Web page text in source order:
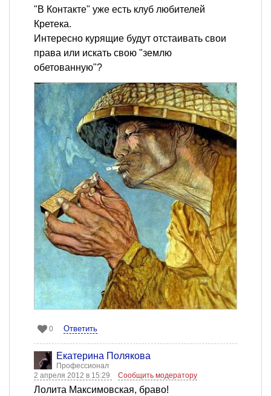
"В Контакте" уже есть клуб любителей
Кретека.
Интересно курящие будут отстаивать свои
права или искать свою "землю
обетованную"?
0 Ответить
Екатерина Полякова
Профессионал
2 апреля 2012 в 15:29
Сообщить модератору
Лолита Максимовская, браво!